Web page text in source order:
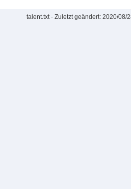
talent.txt· Zuletzt geändert:2020/08/